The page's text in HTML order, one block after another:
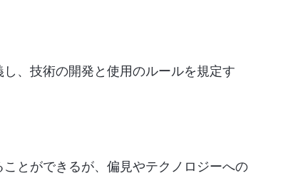
、技術の開発と使用のルールを規定す
とができるが、偏見やテクノロジーへの